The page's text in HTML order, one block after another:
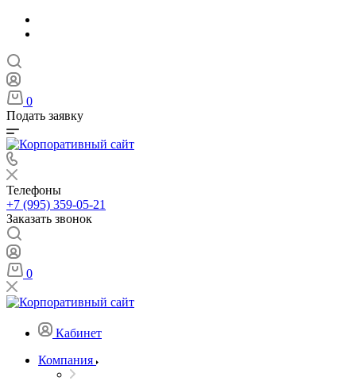
0
Подать заявку
Телефоны
+7 (995) 359-05-21
Заказать звонок
0
Кабинет
Компания